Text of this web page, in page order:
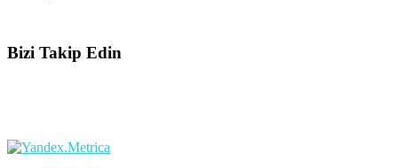
Bizi Takip Edin